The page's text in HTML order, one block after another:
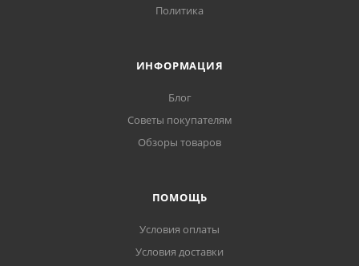
Политика
ИНФОРМАЦИЯ
Блог
Советы покупателям
Обзоры товаров
ПОМОЩЬ
Условия оплаты
Условия доставки